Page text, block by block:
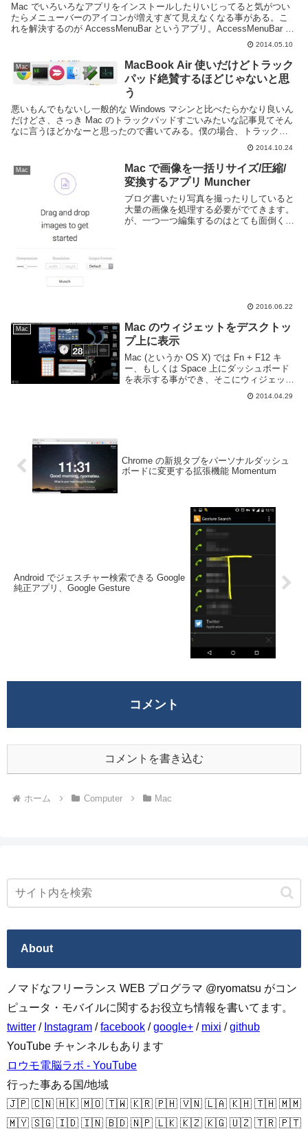
Mac でいろいろなアプリをインストールしたりいじってると気がつい
たらメニューバーのアイコンが増えすぎて見えなくなる事がある。こ
れを解決するのが AccessMenuBar というアプリ。AccessMenuBar の
2014.05.10
Mac
MacBook Air 使いだけどトラック
パッド絶賛するほどじゃないと思
う
悪いもんでもないし一般的な Windows マシンと比べたらかなり良いん
だけどさ、さっき Mac のトラックパッドすごいみたいな記事見てそん
なに言うほどかなーと思ったので書いてみる。僕の場合、トラックパ
2014.10.24
Mac
Mac で画像を一括リサイズ/圧縮/
変換するアプリ Muncher
ブログ書いたり写真を撮ったりしていると
大量の画像を処理する必要がでてきます。
が、一つ一つ編集するのはとても面倒くさ
2016.06.22
Mac
Mac のウィジェットをデスクトッ
プ上に表示
Mac (というか OS X) では Fn + F12 キ
ー、もしくは Space 上にダッシュボード
を表示する事ができ、そこにウィジェット
を置くことができます。モノによっては常
時表示しておきたいなんて事もあるので、
2014.04.29
Chrome の新規タブをパーソナルダッシュ
ボードに変更する拡張機能 Momentum
Android でジェスチャー検索できる Google
純正アプリ、Google Gesture
コメント
コメントを書き込む
ホーム Computer Mac
About
ノマドなフリーランス WEB プログラマ @ryomatsu がコン
ピュータ・モバイルに関するお役立ち情報を書いてます。
twitter / Instagram /facebook /google+ / mixi /github
YouTube チャンネルもあります
ロウモ電脳ラボ - YouTube
行った事ある国/地域
🇯🇵 🇨🇳 🇭🇰 🇲🇴 🇹🇼 🇰🇷 🇵🇭 🇻🇳 🇱🇦 🇰🇭 🇹🇭 🇲🇲
🇲🇾 🇸🇬 🇮🇩 🇮🇳 🇧🇩 🇳🇵 🇱🇰 🇰🇿 🇰🇬 🇺🇿 🇹🇷 🇵🇹